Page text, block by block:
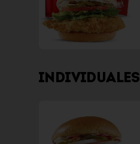
INDIVIDUALES